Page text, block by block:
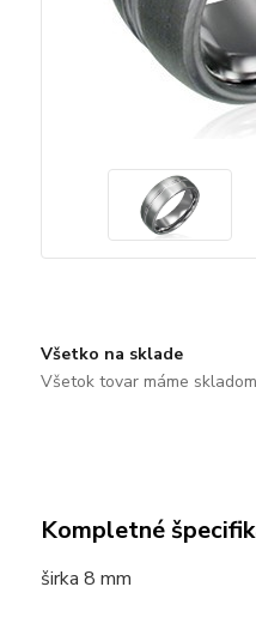
Všetko na sklade
Všetok tovar máme
Kompletné
širka 8 mm